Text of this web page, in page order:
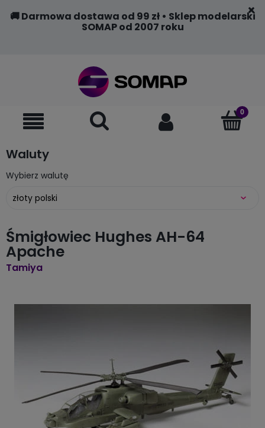
🚚 Darmowa dostawa od 99 zł • Sklep modelarski
SOMAP od 2007 roku
Waluty
Wybierz walutę
Śmigłowiec Hughes AH-64
Apache
Tamiya